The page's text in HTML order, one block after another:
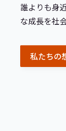
誰よりも身
な成長を社
私たちの